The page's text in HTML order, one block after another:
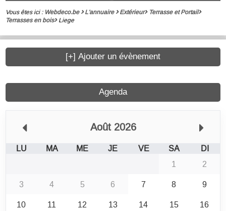
Vous êtes ici : Webdeco.be L'annuaire Extérieur
Terrasse et Portail
Terrasses en bois
Liege
Agenda
Août 2026
LU MA ME JE VE SA
DI
1
2
3
4 5 6 7 8
9
10
11 12 13 14 15
16
[+] Ajouter un évènement